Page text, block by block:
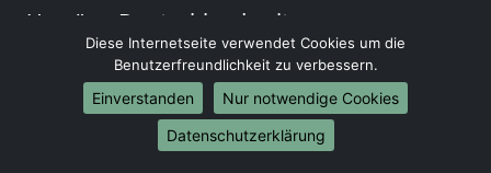
Umzüge-Deutschlandweit
Umzug von Ulm nach Berlin
Umzug von Ulm nach Hamburg
Umzug von Ulm nach München
Umzug von Ulm nach Köln
Diese Internetseite verwendet Cookies um die
Benutzerfreundlichkeit zu verbessern.
Einverstanden
Nur notwendige Cookies
Datenschutzerklärung